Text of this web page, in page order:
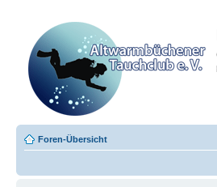
Foren-Übersicht